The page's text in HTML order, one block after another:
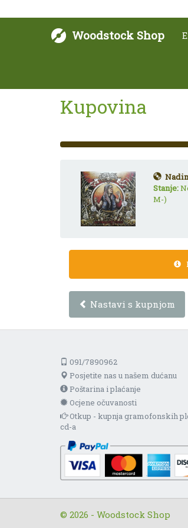
Woodstock Shop
Kupovina
33%
Stanje:
M-)
Nastavi s kupnjom
091/7890962
Posjetite nas u našem dućanu
Poštarina i plaćanje
Ocjene očuvanosti
Otkup - kupnja gramofonskih
cd-a
© 2026 - Woodstock Shop